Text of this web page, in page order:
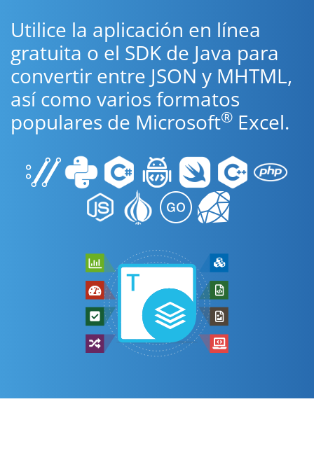
Utilice la aplicación en línea
gratuita o el SDK de Java para
convertir entre JSON y MHTML,
así como varios formatos
populares de Microsoft® Excel.